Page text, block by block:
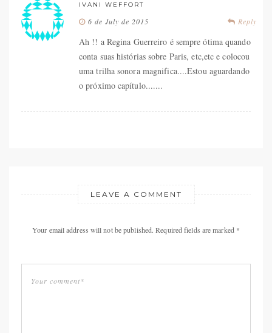
IVANI WEFFORT
Reply
6 de July de 2015
Ah !! a Regina Guerreiro é sempre ótima quando
conta suas histórias sobre Paris, etc,etc e colocou
uma trilha sonora magnifica....Estou aguardando
o próximo capítulo.......
LEAVE A COMMENT
Your email address will not be published. Required fields are marked *